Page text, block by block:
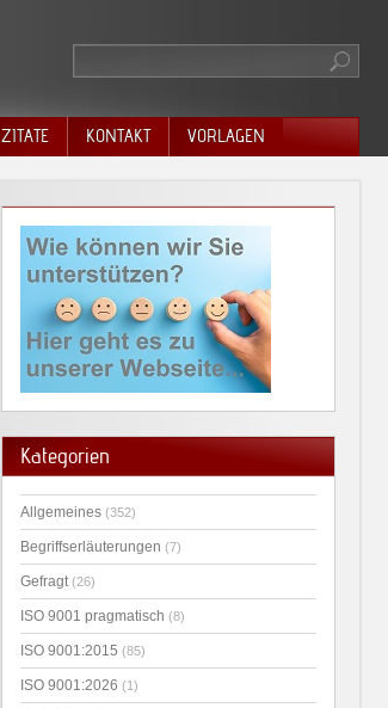
ZITATE KONTAKT VORLAGEN
Kategorien
Allgemeines (352)
Begriffserläuterungen (7)
Gefragt (26)
ISO 9001 pragmatisch (8)
ISO 9001:2015 (85)
ISO 9001:2026 (1)